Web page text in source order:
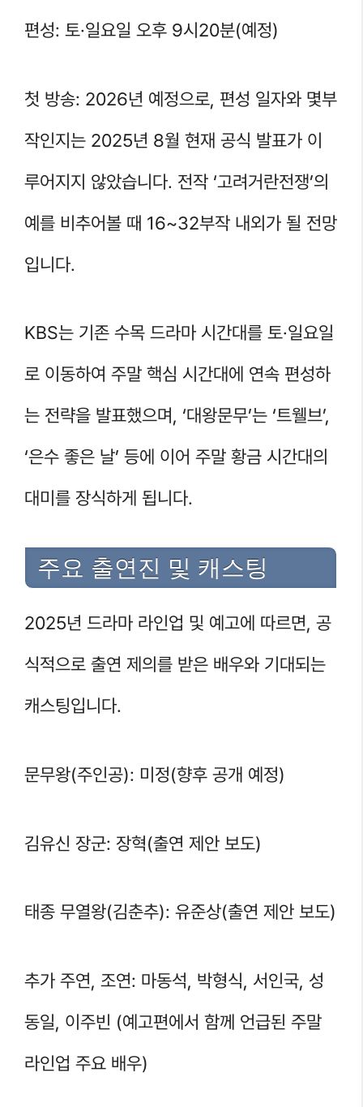
편성: 토·일요일 오후 9시20분(예정)
첫 방송: 2026년 예정으로, 편성 일자와 몇부
작인지는 2025년 8월 현재 공식 발표가 이
루어지지 않았습니다. 전작 ‘고려거란전쟁’의
예를 비추어볼 때 16~32부작 내외가 될 전망
입니다.
KBS는 기존 수목 드라마 시간대를 토·일요일
로 이동하여 주말 핵심 시간대에 연속 편성하
는 전략을 발표했으며, ‘대왕문무’는 ‘트웰브’,
‘은수 좋은 날’ 등에 이어 주말 황금 시간대의
대미를 장식하게 됩니다.
주요 출연진 및 캐스팅
2025년 드라마 라인업 및 예고에 따르면, 공
식적으로 출연 제의를 받은 배우와 기대되는
캐스팅입니다.
문무왕(주인공): 미정(향후 공개 예정)
김유신 장군: 장혁(출연 제안 보도)
태종 무열왕(김춘추): 유준상(출연 제안 보도)
추가 주연, 조연: 마동석, 박형식, 서인국, 성
동일, 이주빈 (예고편에서 함께 언급된 주말
라인업 주요 배우)